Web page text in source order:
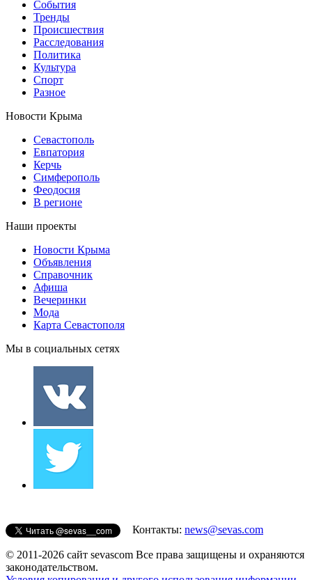
События
Тренды
Происшествия
Расследования
Политика
Культура
Спорт
Разное
Новости Крыма
Севастополь
Евпатория
Керчь
Симферополь
Феодосия
В регионе
Наши проекты
Новости Крыма
Объявления
Справочник
Афиша
Вечеринки
Мода
Карта Севастополя
Мы в социальных сетях
Контакты: news@sevas.com
© 2011-2026 сайт sevascom Все права защищены и охраняются
законодательством.